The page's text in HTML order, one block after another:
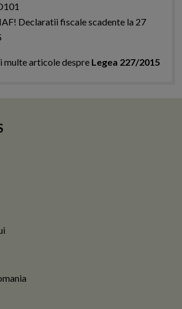
Declaratii fiscale scadente la 27
multe articole despre Legea 227/2015